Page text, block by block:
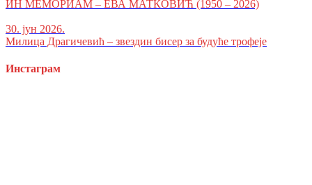
ИН МЕМОРИАМ – ЕВА МАТКОВИЋ (1950 – 2026)
30. јун 2026.
Милица Драгичевић – звездин бисер за будуће трофеје
Инстаграм